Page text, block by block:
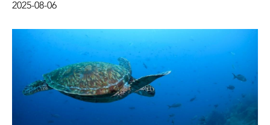
bara att öka. Beräkningar visar att om vi inte får stopp på
plastutsläpp per år öka till 37 miljoner ton år 2040.
2025-08-06